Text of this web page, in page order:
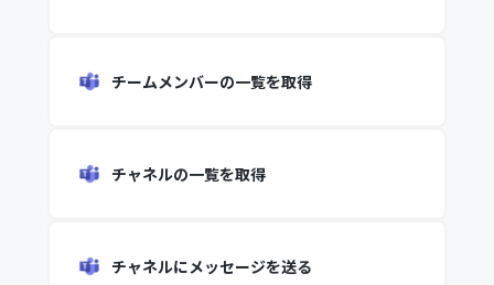
チームメンバーの一覧を取得
チャネルの一覧を取得
チャネルにメッセージを送る